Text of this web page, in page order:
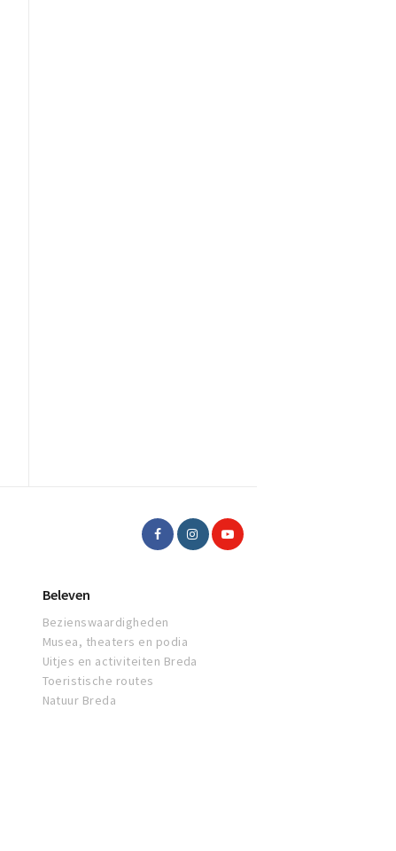
Beleven
Bezienswaardigheden
Musea, theaters en podia
Uitjes en activiteiten Breda
Toeristische routes
Natuur Breda